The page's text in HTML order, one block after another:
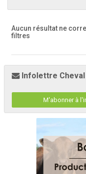
Aucun résultat ne
filtres
Infolettre Cheval
M'abonner à